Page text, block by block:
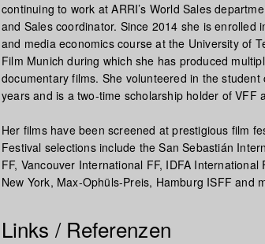
continuing to work at ARRI’s World Sales
and Sales coordinator. Since 2014 she is enrolled
and media economics course at the University of
Film Munich during which she has produced
documentary films. She volunteered in the student
years and is a two-time scholarship holder of VFF
Her films have been screened at prestigious film
Festival selections include the San Sebastián
FF, Vancouver International FF, IDFA
New York, Max-Ophüls-Preis, Hamburg ISFF and
Links / Referenzen